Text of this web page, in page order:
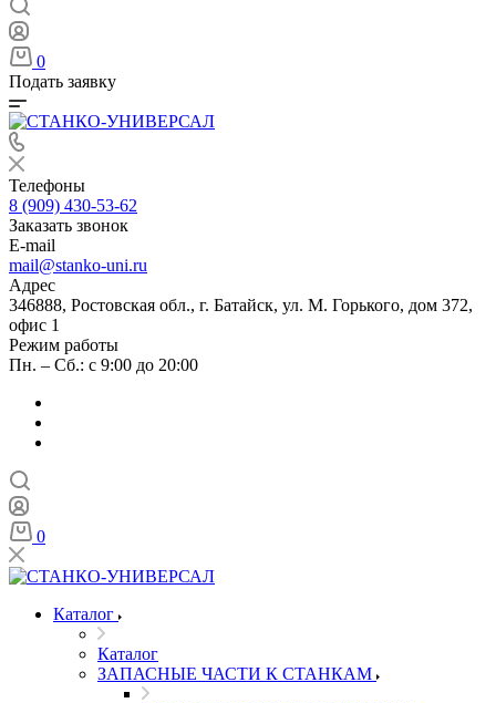
0
Подать заявку
Телефоны
8 (909) 430-53-62
Заказать звонок
E-mail
mail@stanko-uni.ru
Адрес
346888, Ростовская обл., г. Батайск, ул. М. Горького, дом 372,
офис 1
Режим работы
Пн. – Сб.: с 9:00 до 20:00
0
Каталог
Каталог
ЗАПАСНЫЕ ЧАСТИ К СТАНКАМ